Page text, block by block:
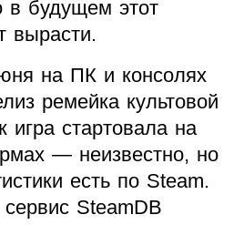
в будущем этот
вырасти.
на ПК и консолях
ремейка культовой
игра стартовала на
— неизвестно, но
есть по Steam.
SteamDB